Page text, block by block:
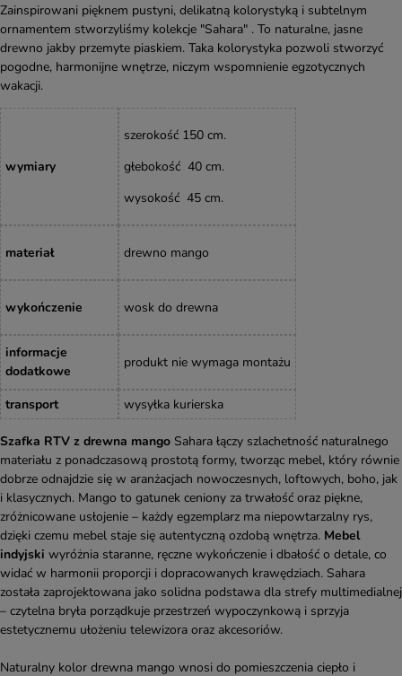
Zainspirowani pięknem pustyni, delikatną kolorystyką i subtelnym
ornamentem stworzyliśmy kolekcje "Sahara" . To naturalne, jasne
drewno jakby przemyte piaskiem. Taka kolorystyka pozwoli stworzyć
pogodne, harmonijne wnętrze, niczym wspomnienie egzotycznych
wakacji.
wymiary
szerokość 150 cm.
głebokość 40 cm.
wysokość 45 cm.
materiał drewno mango
wykończenie wosk do drewna
informacje
dodatkowe
produkt nie wymaga montażu
transport wysyłka kurierska
Szafka RTV z drewna mango Sahara łączy szlachetność naturalnego
materiału z ponadczasową prostotą formy, tworząc mebel, który równie
dobrze odnajdzie się w aranżacjach nowoczesnych, loftowych, boho, jak
i klasycznych. Mango to gatunek ceniony za trwałość oraz piękne,
zróżnicowane usłojenie – każdy egzemplarz ma niepowtarzalny rys,
dzięki czemu mebel staje się autentyczną ozdobą wnętrza. Mebel
indyjski wyróżnia staranne, ręczne wykończenie i dbałość o detale, co
widać w harmonii proporcji i dopracowanych krawędziach. Sahara
została zaprojektowana jako solidna podstawa dla strefy multimedialnej
– czytelna bryła porządkuje przestrzeń wypoczynkową i sprzyja
estetycznemu ułożeniu telewizora oraz akcesoriów.
Naturalny kolor drewna mango wnosi do pomieszczenia ciepło i